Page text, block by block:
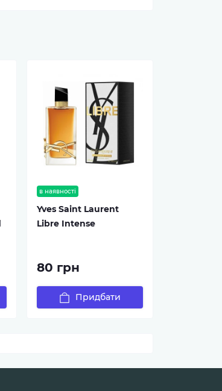
в наявності
Yves Saint Laurent
Libre Intense
80 грн
Придбати